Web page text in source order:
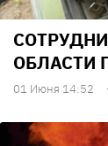
ОБЛАСТИ
01 Июня 14:52